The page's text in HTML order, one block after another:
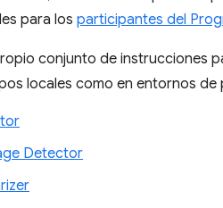
para los participantes del
conjunto de instrucciones
locales como en entornos
Detector